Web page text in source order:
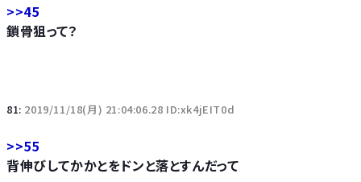
>>45
鎖骨狙って？
81: 2019/11/18(月) 21:04:06.28 ID:xk4jEIT0d
>>55
背伸びしてかかとをドンと落とすんだって